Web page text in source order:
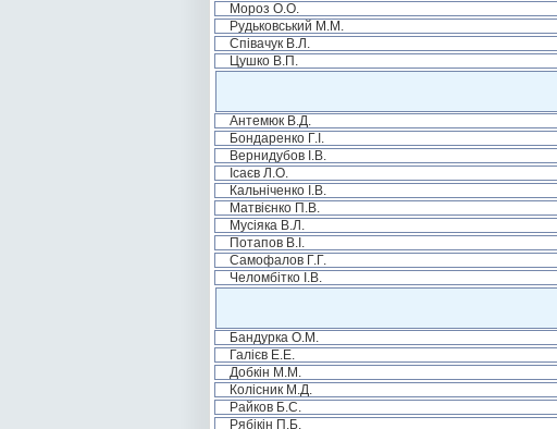
Мороз О.О.
Рудьковський М.М.
Співачук В.Л.
Цушко В.П.
Антемюк В.Д.
Бондаренко Г.І.
Вернидубов І.В.
Ісаєв Л.О.
Кальніченко І.В.
Матвієнко П.В.
Мусіяка В.Л.
Потапов В.І.
Самофалов Г.Г.
Челомбітко І.В.
Бандурка О.М.
Галієв Е.Е.
Добкін М.М.
Колісник М.Д.
Райков Б.С.
Рябікін П.Б.